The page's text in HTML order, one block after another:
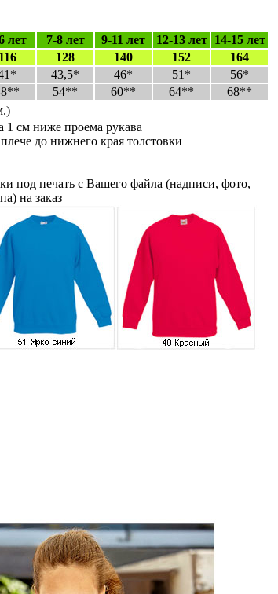
лет 7-8 лет 9-11 лет 12-13 лет
14-15 лет
116 128 140 152
164
43,5* 46* 51*
56*
54** 60** 64**
68**
1 см ниже проема рукава
до нижнего края толстовки
под печать с Вашего файла (надписи, фото,
на заказ